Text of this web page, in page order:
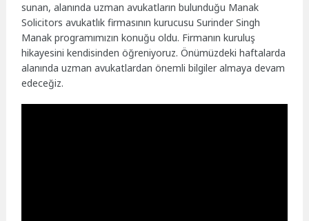
sunan, alanında uzman avukatların bulunduğu Manak
Solicitors avukatlık firmasının kurucusu Surinder Singh
Manak programımızın konuğu oldu. Firmanın kuruluş
hikayesini kendisinden öğreniyoruz. Önümüzdeki haftalarda
alanında uzman avukatlardan önemli bilgiler almaya devam
edeceğiz.